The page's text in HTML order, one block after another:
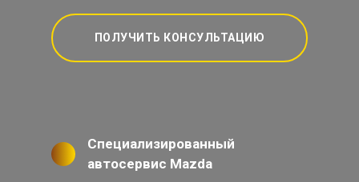
ПОЛУЧИТЬ КОНСУЛЬТАЦИЮ
Специализированный
автосервис Mazda